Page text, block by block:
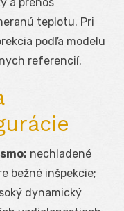
teplotu. Pri
podľa modelu
referencií.
nechladené
bežné inšpekcie;
dynamický